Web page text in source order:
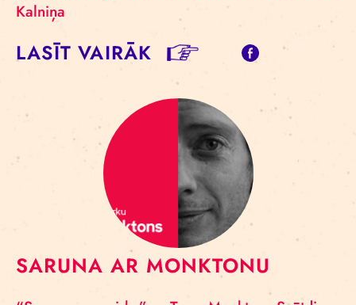
Kalniņa
LASĪT VAIRĀK
SARUNA AR MONKTONU